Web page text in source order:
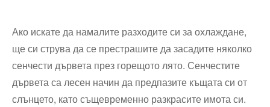
Ако искате да намалите разходите си за охлаждане,
ще си струва да се престрашите да засадите няколко
сенчести дървета през горещото лято. Сенчестите
дървета са лесен начин да предпазите къщата си от
слънцето, като същевременно разкрасите имота си.